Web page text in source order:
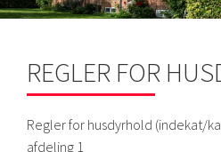
REGLER FOR
Regler for husdyrhold (indekat/
afdeling 1